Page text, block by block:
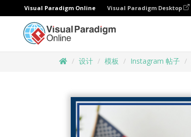
Visual Paradigm Online Visual Paradigm Desktop
设计 模板 Instagram 帖子